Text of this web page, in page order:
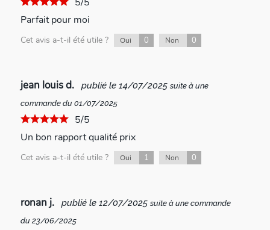
Parfait pour moi
Cet avis a-t-il été utile ? Oui 0 Non 0
jean louis d. publié le 14/07/2025 suite à une
commande du 01/07/2025
5/5
Un bon rapport qualité prix
Cet avis a-t-il été utile ? Oui 1 Non 0
ronan j. publié le 12/07/2025 suite à une commande
du 23/06/2025